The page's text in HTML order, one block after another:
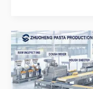
A
ciência
da
extrusão:
como